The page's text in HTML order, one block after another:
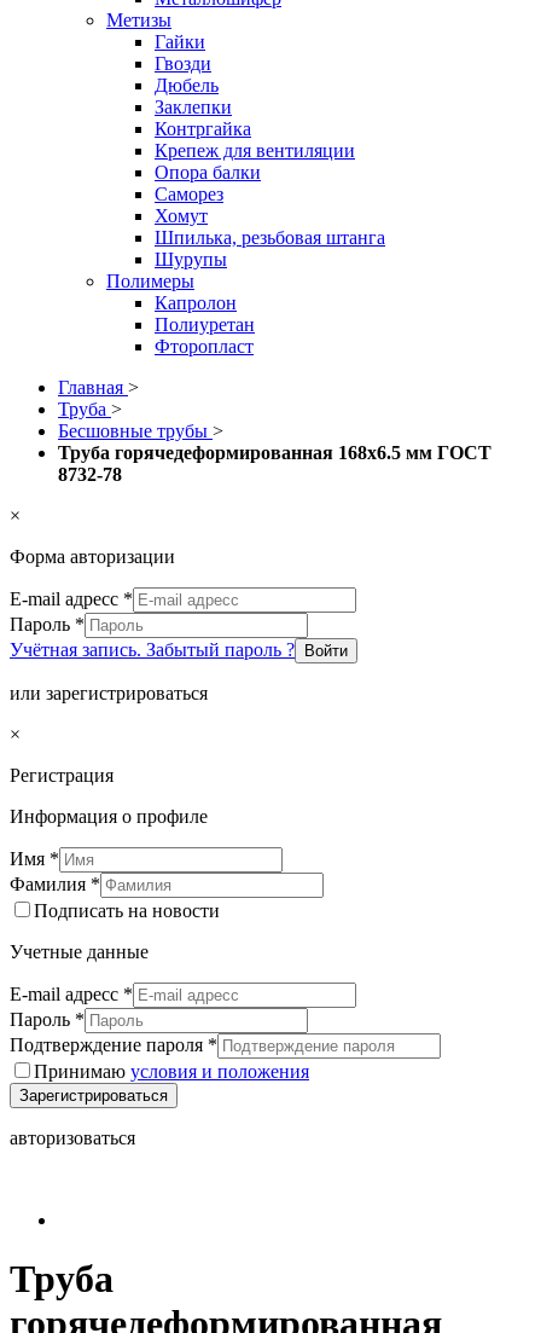
Метизы
Гайки
Гвозди
Дюбель
Заклепки
Контргайка
Крепеж для вентиляции
Опора балки
Саморез
Хомут
Шпилька, резьбовая штанга
Шурупы
Полимеры
Капролон
Полиуретан
Фторопласт
Главная >
Труба >
Бесшовные трубы >
Труба горячедеформированная 168х6.5 мм ГОСТ
8732-78
×
Форма авторизации
E-mail адресс *
Пароль *
Учётная запись. Забытый пароль ?
Войти
или зарегистрироваться
×
Регистрация
Информация о профиле
Имя *
Фамилия *
Подписать на новости
Учетные данные
E-mail адресс *
Пароль *
Подтверждение пароля *
Принимаю условия и положения
Зарегистрироваться
авторизоваться
Труба
горячедеформированная